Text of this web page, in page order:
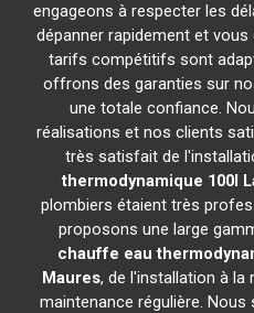
engageons à respecter les
dépanner rapidement et
tarifs compétitifs sont
offrons des garanties sur
une totale confiance.
réalisations et nos clients
très satisfait de
thermodynamique 100l
plombiers étaient très
proposons une large
chauffe eau
Maures, de l'installation à la
maintenance régulière.